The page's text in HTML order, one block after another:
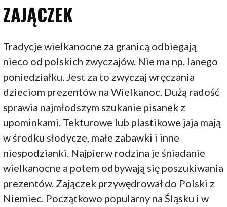
ZAJĄCZEK
Tradycje wielkanocne za granicą odbiegają
nieco od polskich zwyczajów. Nie ma np. lanego
poniedziałku. Jest za to zwyczaj wręczania
dzieciom prezentów na Wielkanoc. Dużą radość
sprawia najmłodszym szukanie pisanek z
upominkami. Tekturowe lub plastikowe jaja mają
w środku słodycze, małe zabawki i inne
niespodzianki. Najpierw rodzina je śniadanie
wielkanocne a potem odbywają się poszukiwania
prezentów. Zajączek przywędrował do Polski z
Niemiec. Początkowo popularny na Śląsku i w